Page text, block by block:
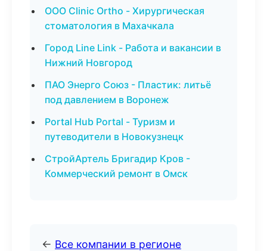
ООО Clinic Ortho - Хирургическая
стоматология в Махачкала
Город Line Link - Работа и вакансии в
Нижний Новгород
ПАО Энерго Союз - Пластик: литьё
под давлением в Воронеж
Portal Hub Portal - Туризм и
путеводители в Новокузнецк
СтройАртель Бригадир Кров -
Коммерческий ремонт в Омск
← Все компании в регионе